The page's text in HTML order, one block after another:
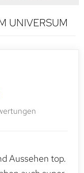
UNIVERSUM
Aussehen top.